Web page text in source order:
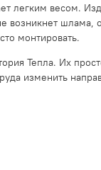
легким весом.
возникнет шлама,
монтировать.
Тепла. Их
изменить